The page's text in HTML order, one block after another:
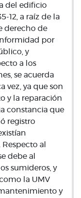
del edificio
12, a raíz de la
derecho de
por
y
a los
se acuerda
vez, ya que son
y la reparación
constancia que
registro
al
debe al
sumideros, y
la UMV
y